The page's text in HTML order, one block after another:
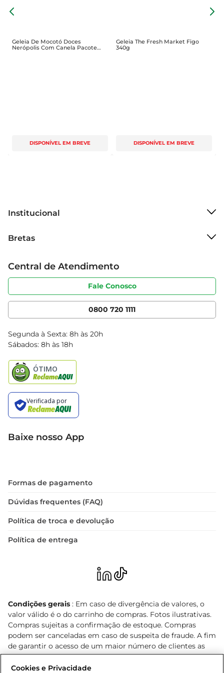
Geleia De Mocotó Doces
Nerópolis Com Canela Pacote
DISPONÍVEL EM BREVE
Geleia The Fresh Market Figo
340g
DISPONÍVEL EM BREVE
Institucional
Grupo Cencosud
Sobre privacidade
Portal do fornecedor
Cencosud Media
Bretas
Produtos Bretas
Código de ética
Serviços
Clube Bretas
Blog Bretas
Black Friday
Central de Atendimento
Fale Conosco
0800 720 1111
Segunda à Sexta: 8h às 20h
Sábados: 8h às 18h
Baixe nosso App
Formas de pagamento
Dúvidas frequentes (FAQ)
Política de troca e devolução
Política de entrega
Condições gerais : Em caso de divergência de valores, o
valor válido é o do carrinho de compras. Fotos ilustrativas.
Compras sujeitas a confirmação de estoque. Compras
podem ser canceladas em caso de suspeita de fraude. A fim
de garantir o acesso de um maior número de clientes as
nossas promoções, a compra de produtos com preços
promocionais poderá ter sua quantidade limitada por
Cookies e Privacidade